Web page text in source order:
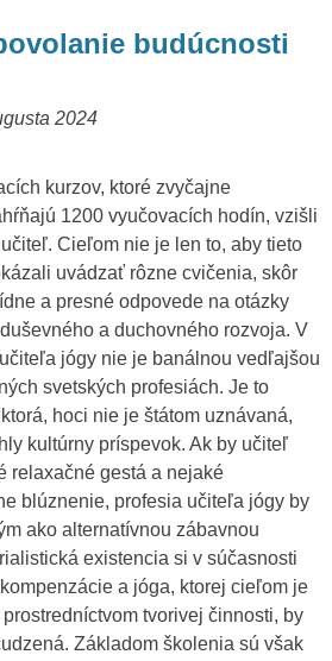
budúcnosti
2024
kurzov, ktoré zvyčajne
1200 vyučovacích hodín, vzišli
Cieľom nie je len to, aby tieto
uvádzať rôzne cvičenia, skôr
a presné odpovede na otázky
a duchovného rozvoja. V
jógy nie je banálnou vedľajšou
svetských profesiách. Je to
hoci nie je štátom uznávaná,
kultúrny príspevok. Ak by učiteľ
relaxačné gestá a nejaké
blúznenie, profesia učiteľa jógy by
ako alternatívnou zábavnou
existencia si v súčasnosti
a jóga, ktorej cieľom je
tvorivej činnosti, by
Základom školenia sú však